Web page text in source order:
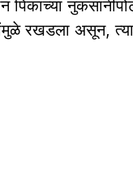
पिकाच्या
रखडला असून,